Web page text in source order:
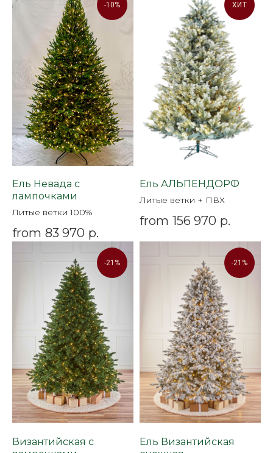
-10%
Ель Невада с
лампочками
Литые ветки 100%
from 83 970 р.
ХИТ
Ель АЛЬПЕНДОРФ
Литые ветки + ПВХ
from 156 970 р.
-21%
Византийская с
-21%
Ель Византийская